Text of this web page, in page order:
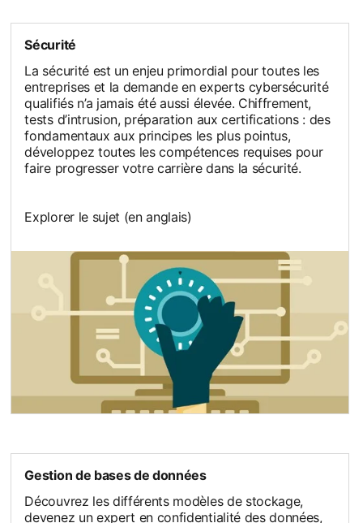
Sécurité
La sécurité est un enjeu primordial pour toutes les
entreprises et la demande en experts cybersécurité
qualifiés n’a jamais été aussi élevée. Chiffrement,
tests d’intrusion, préparation aux certifications : des
fondamentaux aux principes les plus pointus,
développez toutes les compétences requises pour
faire progresser votre carrière dans la sécurité.
Explorer le sujet (en anglais)
Gestion de bases de données
Découvrez les différents modèles de stockage,
devenez un expert en confidentialité des données,